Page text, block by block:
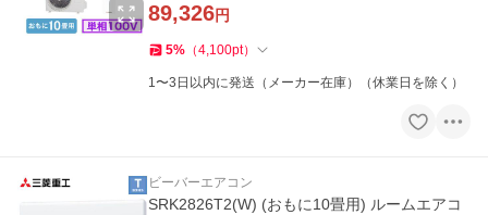
89,326円
5% （4,100pt）
1〜3日以内に発送（メーカー在庫）（休業日を除く）
ビーバーエアコン
SRK2826T2(W) (おもに10畳用) ルームエアコ